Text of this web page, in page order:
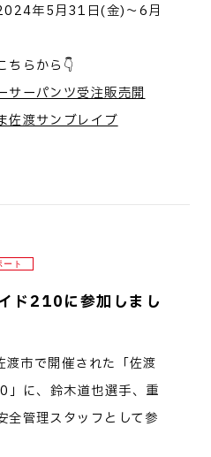
年5月31日(金)～6月
ちらから👇
サーパンツ受注販売開
佐渡サンブレイブ
ート
ド210に参加しまし
市で開催された「佐渡
」に、鈴木道也選手、重
全管理スタッフとして参